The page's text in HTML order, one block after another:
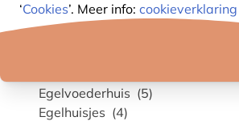
‘Cookies’. Meer info: cookieverklaring
Egelvoederhuis (5)
Egelhuisjes (4)